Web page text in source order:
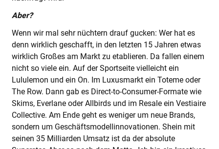
Aber?
Wenn wir mal sehr nüchtern drauf gucken: Wer hat es
denn wirklich geschafft, in den letzten 15 Jahren etwas
wirklich Großes am Markt zu etablieren. Da fallen einem
nicht so viele ein. Auf der Sportseite vielleicht ein
Lululemon und ein On. Im Luxusmarkt ein Toteme oder
The Row. Dann gab es Direct-to-Consumer-Formate wie
Skims, Everlane oder Allbirds und im Resale ein Vestiaire
Collective. Am Ende geht es weniger um neue Brands,
sondern um Geschäftsmodellinnovationen. Shein mit
seinen 35 Milliarden Umsatz ist da der absolute